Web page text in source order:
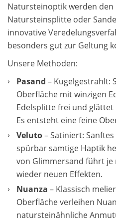
Natursteinoptik werden
Natursteinsplitte oder
innovative
besonders gut zur Geltung
Unsere Methoden:
Pasand – Kugelgestrahlt:
Oberfläche mit winzigen
Edelsplitte frei und
Es entsteht eine feine
Veluto– Satiniert:
spürbar samtige Haptik
von Glimmersand führt je
wieder neuen Effekten.
Nuanza – Klassisch
Oberfläche verleihen
natursteinähnliche